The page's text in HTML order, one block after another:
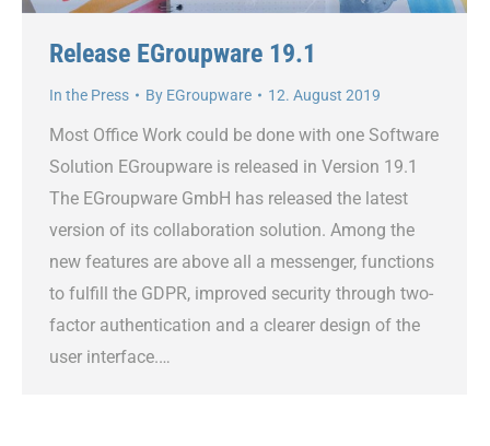
Release EGroupware 19.1
In the Press By EGroupware 12. August 2019
Most Office Work could be done with one Software
Solution EGroupware is released in Version 19.1
The EGroupware GmbH has released the latest
version of its collaboration solution. Among the
new features are above all a messenger, functions
to fulfill the GDPR, improved security through two-
factor authentication and a clearer design of the
user interface.…